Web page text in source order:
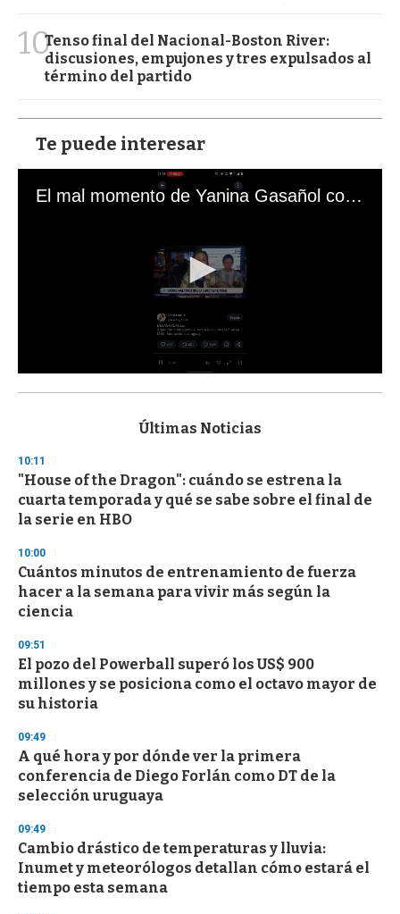
10Tenso final del Nacional-Boston River:
discusiones, empujones y tres expulsados al
término del partido
Te puede interesar
El mal momento de Yanina Gasañol con un hincha argentino en "Subrayado"
s
d
s
o
f
3
s
e
c
o
n
Últimas Noticias
10:11
"House of the Dragon": cuándo se estrena la
cuarta temporada y qué se sabe sobre el final de
la serie en HBO
10:00
Cuántos minutos de entrenamiento de fuerza
hacer a la semana para vivir más según la
ciencia
09:51
El pozo del Powerball superó los US$ 900
millones y se posiciona como el octavo mayor de
su historia
09:49
A qué hora y por dónde ver la primera
conferencia de Diego Forlán como DT de la
selección uruguaya
09:49
Cambio drástico de temperaturas y lluvia:
Inumet y meteorólogos detallan cómo estará el
tiempo esta semana